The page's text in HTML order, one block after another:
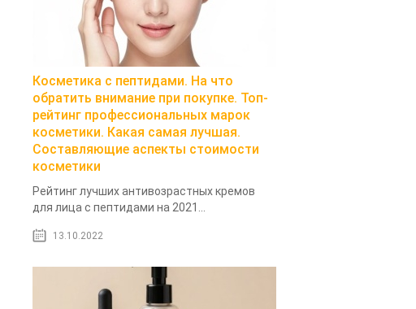
Косметика с пептидами. На что
обратить внимание при покупке. Топ-
рейтинг профессиональных марок
косметики. Какая самая лучшая.
Составляющие аспекты стоимости
косметики
Рейтинг лучших антивозрастных кремов
для лица с пептидами на 2021...
13.10.2022